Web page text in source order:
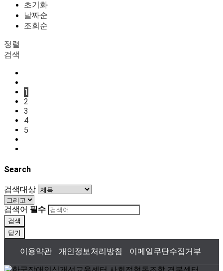
초기화
날짜순
조회순
정렬
검색
1
2
3
4
5
Search
검색대상
검색어 필수
검색
닫기
이용약관 개인정보처리방침 이메일무단수집거부